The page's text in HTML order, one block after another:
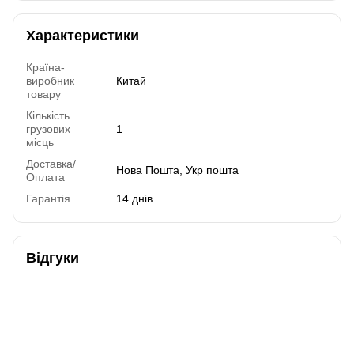
Характеристики
Країна-
виробник
товару
Китай
Кількість
грузових
місць
1
Доставка/
Оплата
Нова Пошта, Укр пошта
Гарантія 14 днів
Відгуки